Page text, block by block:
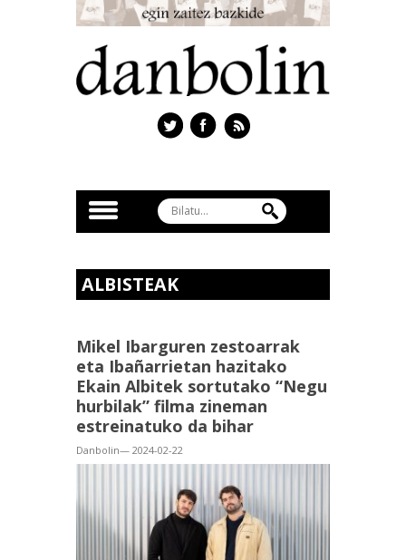
ALBISTEAK
Mikel Ibarguren zestoarrak
eta Ibañarrietan hazitako
Ekain Albitek sortutako “Negu
hurbilak” filma zineman
estreinatuko da bihar
Danbolin— 2024-02-22